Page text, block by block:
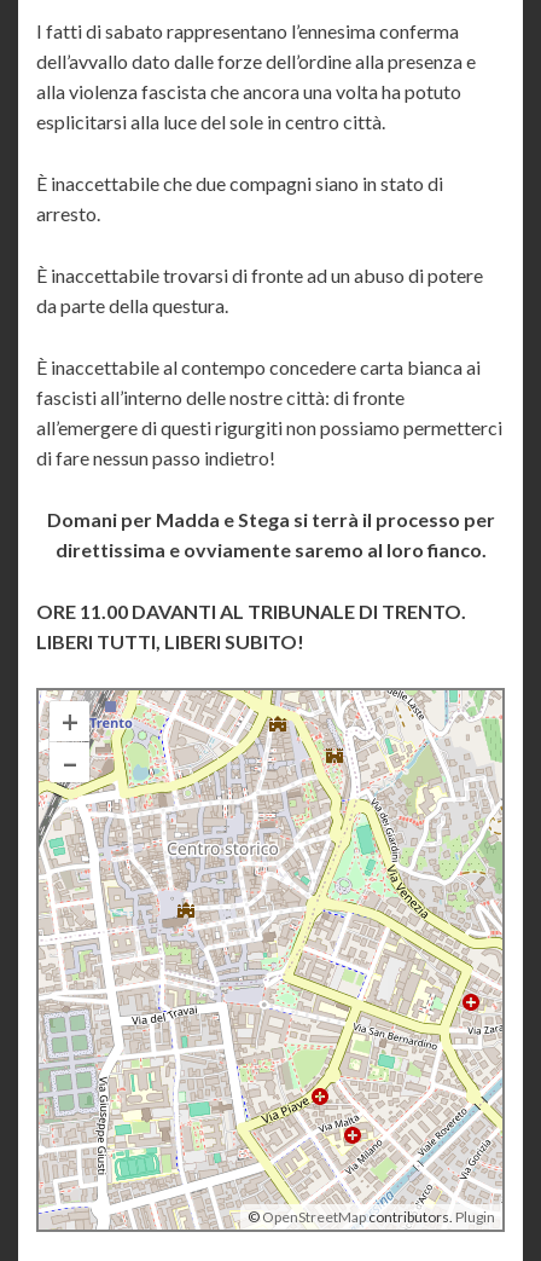
I fatti di sabato rappresentano l’ennesima conferma
dell’avvallo dato dalle forze dell’ordine alla presenza e
alla violenza fascista che ancora una volta ha potuto
esplicitarsi alla luce del sole in centro città.
È inaccettabile che due compagni siano in stato di
arresto.
È inaccettabile trovarsi di fronte ad un abuso di potere
da parte della questura.
È inaccettabile al contempo concedere carta bianca ai
fascisti all’interno delle nostre città: di fronte
all’emergere di questi rigurgiti non possiamo permetterci
di fare nessun passo indietro!
Domani per Madda e Stega si terrà il processo per
direttissima e ovviamente saremo al loro fianco.
ORE 11.00 DAVANTI AL TRIBUNALE DI TRENTO.
LIBERI TUTTI, LIBERI SUBITO!
+
–
© OpenStreetMapcontributors. Plugin